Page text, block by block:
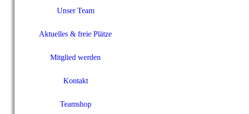
Unser Team
Aktuelles & freie Plätze
Mitglied werden
Kontakt
Teamshop